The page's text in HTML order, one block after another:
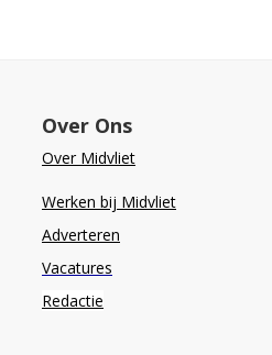
Over Ons
Over Midvliet
Werken bij Midvliet
Adverteren
Vacatures
Redactie